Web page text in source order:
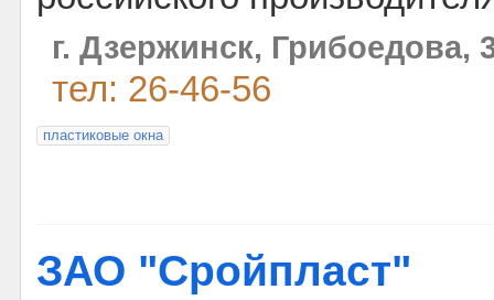
г. Дзержинск, Грибоедова,
тел: 26-46-56
пластиковые окна
ЗАО "Сройпласт"